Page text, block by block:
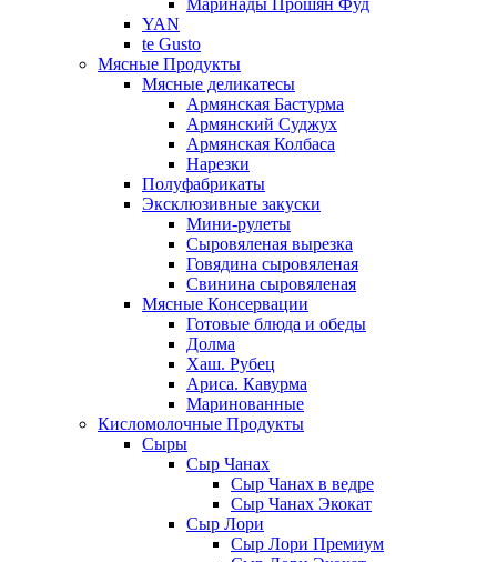
Маринады Прошян Фуд
YAN
te Gusto
Мясные Продукты
Мясные деликатесы
Армянская Бастурма
Армянский Суджух
Армянская Колбаса
Нарезки
Полуфабрикаты
Эксклюзивные закуски
Мини-рулеты
Сыровяленая вырезка
Говядина сыровяленая
Свинина сыровяленая
Мясные Консервации
Готовые блюда и обеды
Долма
Хаш. Рубец
Ариса. Кавурма
Маринованные
Кисломолочные Продукты
Сыры
Сыр Чанах
Сыр Чанах в ведре
Сыр Чанах Экокат
Сыр Лори
Сыр Лори Премиум